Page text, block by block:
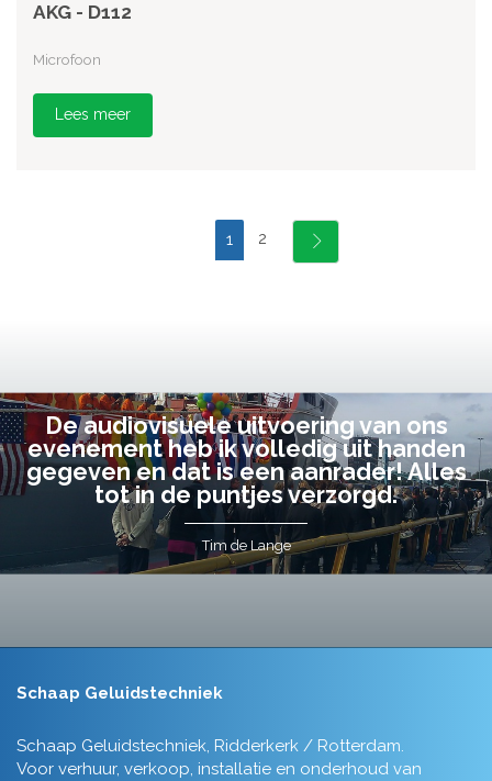
AKG - D112
Microfoon
Lees meer
1 2
De audiovisuele uitvoering van ons
evenement heb ik volledig uit handen
gegeven en dat is een aanrader! Alles
tot in de puntjes verzorgd.
Tim de Lange
Schaap Geluidstechniek
Schaap Geluidstechniek, Ridderkerk / Rotterdam.
Voor verhuur, verkoop, installatie en onderhoud van